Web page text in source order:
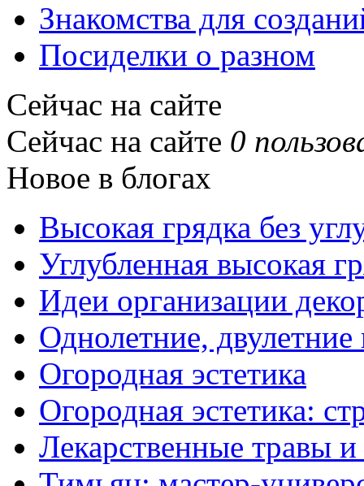
Знакомства для
Посиделки о разном
Сейчас на сайте
Сейчас на сайте 0
Новое в блогах
Высокая грядка без
Углубленная высокая
Идеи организации
Однолетние,
Огородная эстетика
Огородная эстетика:
Лекарственные травы и